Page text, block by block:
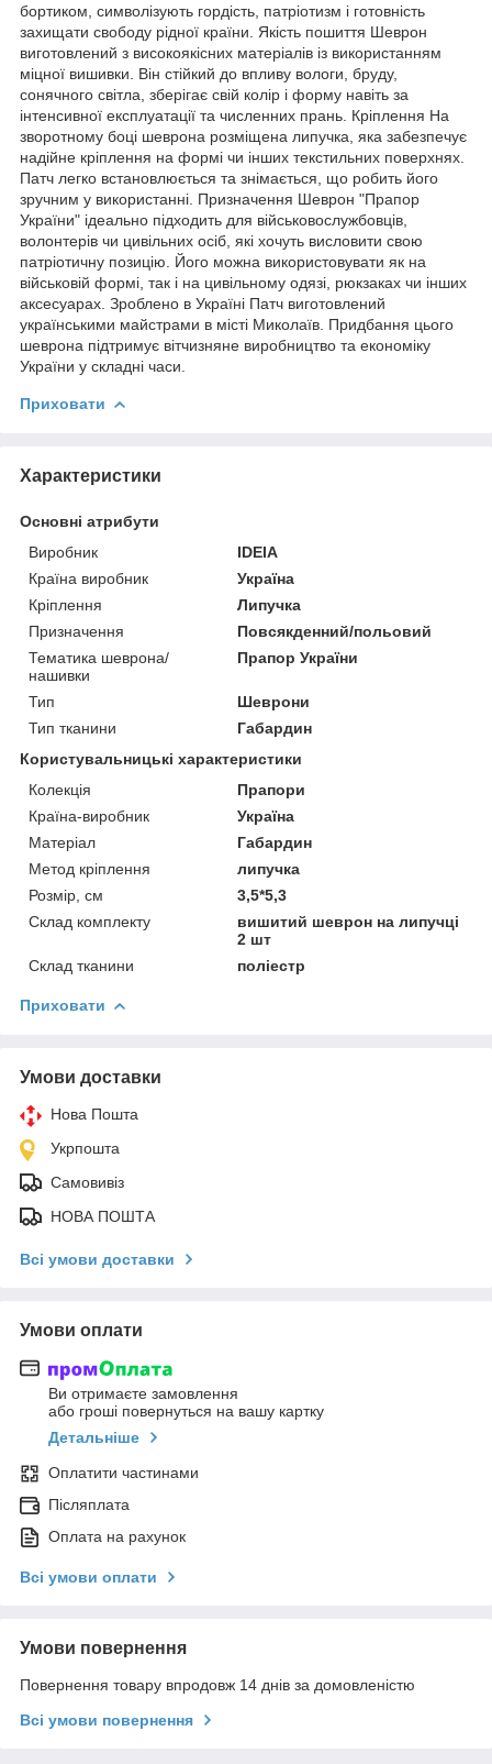
бортиком, символізують гордість, патріотизм і готовність
захищати свободу рідної країни. Якість пошиття Шеврон
виготовлений з високоякісних матеріалів із використанням
міцної вишивки. Він стійкий до впливу вологи, бруду,
сонячного світла, зберігає свій колір і форму навіть за
інтенсивної експлуатації та численних прань. Кріплення На
зворотному боці шеврона розміщена липучка, яка забезпечує
надійне кріплення на формі чи інших текстильних поверхнях.
Патч легко встановлюється та знімається, що робить його
зручним у використанні. Призначення Шеврон "Прапор
України" ідеально підходить для військовослужбовців,
волонтерів чи цивільних осіб, які хочуть висловити свою
патріотичну позицію. Його можна використовувати як на
військовій формі, так і на цивільному одязі, рюкзаках чи інших
аксесуарах. Зроблено в Україні Патч виготовлений
українськими майстрами в місті Миколаїв. Придбання цього
шеврона підтримує вітчизняне виробництво та економіку
України у складні часи.
Приховати
Характеристики
Основні атрибути
Виробник
IDEIA
Країна виробник
Україна
Кріплення
Липучка
Призначення
Повсякденний/польовий
Тематика шеврона/
нашивки
Прапор України
Тип
Шеврони
Тип тканини
Габардин
Користувальницькі характеристики
Колекція
Прапори
Країна-виробник
Україна
Матеріал
Габардин
Метод кріплення
липучка
Розмір, см
3,5*5,3
Склад комплекту
вишитий шеврон на липучці
2 шт
Склад тканини
поліестр
Приховати
Умови доставки
Нова Пошта
Укрпошта
Самовивіз
НОВА ПОШТА
Всі умови доставки
Умови оплати
Ви отримаєте замовлення
або гроші повернуться на вашу картку
Детальніше
Оплатити частинами
Післяплата
Оплата на рахунок
Всі умови оплати
Умови повернення
Повернення товару впродовж 14 днів за домовленістю
Всі умови повернення